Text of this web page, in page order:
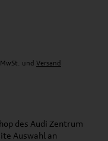
und Versand
des Audi Zentrum
Auswahl an